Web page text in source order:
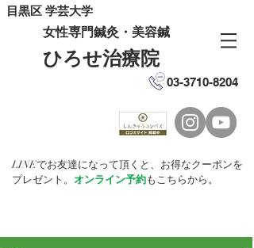
目黒区 学芸大学
女性専門鍼灸・美容鍼
ひろせ治療院
03-3710-8204
LINEでお友達になって頂くと、お得なクーポンを
プレゼント。 オンライン予約もこちらから。